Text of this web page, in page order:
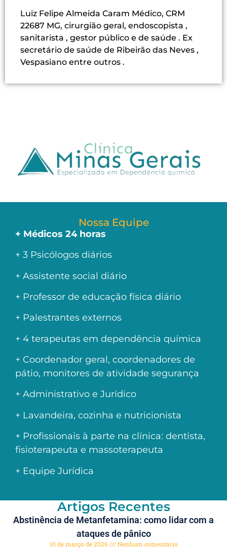
Luiz Felipe Almeida Caram Médico, CRM
22687 MG, cirurgião geral, endoscopista ,
sanitarista , gestor público e de saúde . Ex
secretário de saúde de Ribeirão das Neves ,
Vespasiano entre outros .
Nossa Equipe
+ Médicos 24 horas
+ 3 Psicólogos diários
+ Assistente social diário
+ Professor de educação física diário
+ Palestrantes externos
+ 4 terapeutas em dependência química
+ Coordenador geral, coordenadores de
pátio, monitores de atividade segurança
+ Administrativo e Jurídico
+ Lavandeira, cozinha e nutricionista
+ Profissionais à parte na clínica: dentista,
fisioterapeuta e massoterapeuta
+ Equipe Jurídica
Artigos Recentes
Abstinência de Metanfetamina: como lidar com a
ataques de pânico
10 de março de 2026 Nenhum comentário